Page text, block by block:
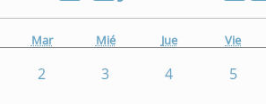
Mar Mié Jue Vie
2 3 4 5